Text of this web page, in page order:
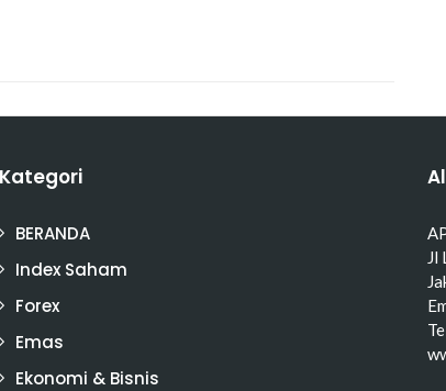
Kategori
BERANDA
Index Saham
Forex
Emas
Ekonomi & Bisnis
Jl